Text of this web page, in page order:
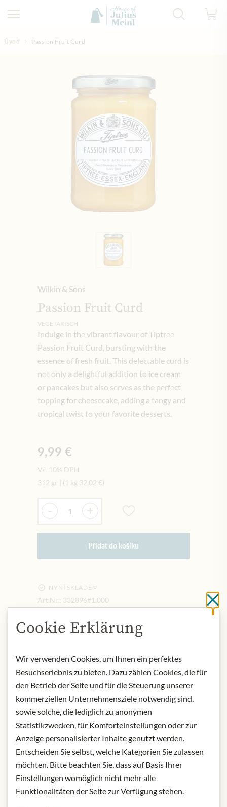
Úvod Passion Fruit Curd
Wilkin & Sons
Passion Fruit Curd
VEGETARISCH
Indulge in the vibrant flavour of Tiptree
Passion Fruit Curd, bursting with the
essence of fresh fruit. This delectable curd is
not only a delightful addition to ice cream
or pancakes but also serves as the perfect
topping for cheesecake, adding a tangy and
tropical twist to your favorite desserts.
9,99 €
Vč. 10% DPH
312 gr
(1 kg 32,02 €)
Množství
- +
Přidat do košíku
NYNÍ SKLADEM
Art.Nr.: 332896#1.000
Origin: United Kingdom
Storage: Keep cool, dry and protected
from light. Once opened keep
Hill, Tiptree, Essex, CO5 0RF, UK
* Wir bitten um Verständnis, dass das
Produktdesign von der Abbildung
abweichen kann.
Cookie Erklärung
Wir verwenden Cookies, um Ihnen ein perfektes
Besuchserlebnis zu bieten. Dazu zählen Cookies, die für
den Betrieb der Seite und für die Steuerung unserer
kommerziellen Unternehmensziele notwendig sind,
sowie solche, die lediglich zu anonymen
Statistikzwecken, für Komforteinstellungen oder zur
Anzeige personalisierter Inhalte genutzt werden.
Entscheiden Sie selbst, welche Kategorien Sie zulassen
möchten. Bitte beachten Sie, dass auf Basis Ihrer
Einstellungen womöglich nicht mehr alle
Funktionalitäten der Seite zur Verfügung stehen.